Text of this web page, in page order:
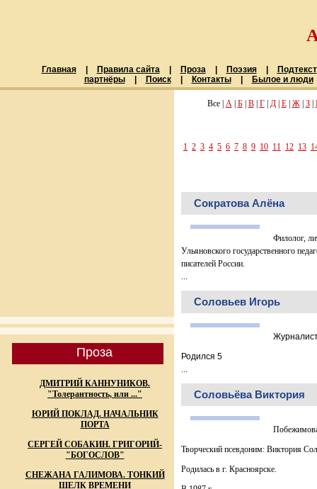
Главная Правила сайта Проза Поэзия
Подтекст
партнёры
Поиск Контакты Былое и люди
Проза
ДМИТРИЙ КАННУНИКОВ.
"Толерантность, или ..."
ЮРИЙ ПОКЛАД. НАЧАЛЬНИК
ПОРТА
СЕРГЕЙ СОБАКИН. ГРИГОРИЙ-
"БОГОСЛОВ"
СНЕЖАНА ГАЛИМОВА. ТОНКИЙ
ШЕЛК ВРЕМЕНИ
Все | А| Б| В| Г| Д| Е| Ж| З|
1 2 3 4 5 6 7 8 9 10 11 12 13
Сократова Алёна
Филолог,
Ульяновского государственного
писателей России.
...
Соловьев Игорь
Родился 5
...
Соловьёва Виктория
Творческий псевдоним: Виктория
Родилась в г. Красноярске.